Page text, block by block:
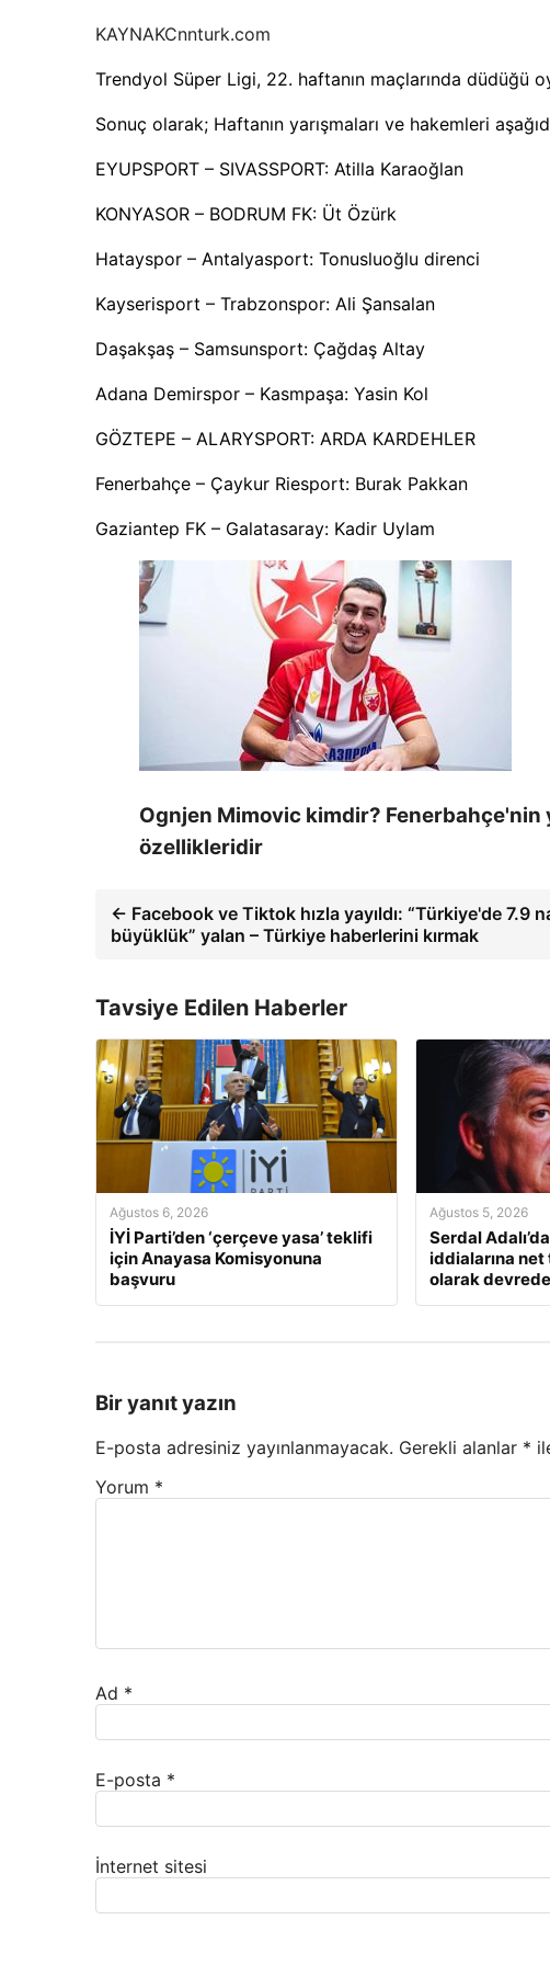
KAYNAKCnnturk.com
Trendyol Süper Ligi, 22. haftanın maçlarında düdüğü
Sonuç olarak; Haftanın yarışmaları ve hakemleri
EYUPSPORT – SIVASSPORT: Atilla Karaoğlan
KONYASOR – BODRUM FK: Üt Özürk
Hatayspor – Antalyasport: Tonusluoğlu direnci
Kayserisport – Trabzonspor: Ali Şansalan
Daşakşaş – Samsunsport: Çağdaş Altay
Adana Demirspor – Kasmpaşa: Yasin Kol
GÖZTEPE – ALARYSPORT: ARDA KARDEHLER
Fenerbahçe – Çaykur Riesport: Burak Pakkan
Gaziantep FK – Galatasaray: Kadir Uylam
Ognjen Mimovic kimdir?
özellikleridir
← Facebook ve Tiktok hızla yayıldı: “Türkiye'de 7.9
büyüklük” yalan – Türkiye haberlerini kırmak
Tavsiye Edilen Haberler
Ağustos 6, 2026
İYİ Parti’den ‘çerçeve yasa’ teklifi
için Anayasa Komisyonuna
başvuru
Ağustos 5, 2026
Serdal
iddialarına
olarak
Bir yanıt yazın
E-posta adresiniz yayınlanmayacak. Gerekli alanlar *
Yorum *
Ad *
E-posta *
İnternet sitesi